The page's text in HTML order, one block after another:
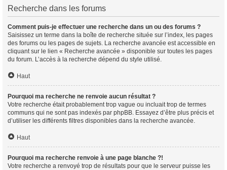
Recherche dans les forums
Comment puis-je effectuer une recherche dans un ou des forums ?
Saisissez un terme dans la boîte de recherche située sur l’index, les pages
des forums ou les pages de sujets. La recherche avancée est accessible en
cliquant sur le lien « Recherche avancée » disponible sur toutes les pages
du forum. L’accès à la recherche dépend du style utilisé.
Haut
Pourquoi ma recherche ne renvoie aucun résultat ?
Votre recherche était probablement trop vague ou incluait trop de termes
communs qui ne sont pas indexés par phpBB. Essayez d’être plus précis et
d’utiliser les différents filtres disponibles dans la recherche avancée.
Haut
Pourquoi ma recherche renvoie à une page blanche ?!
Votre recherche a renvoyé trop de résultats pour que le serveur puisse les